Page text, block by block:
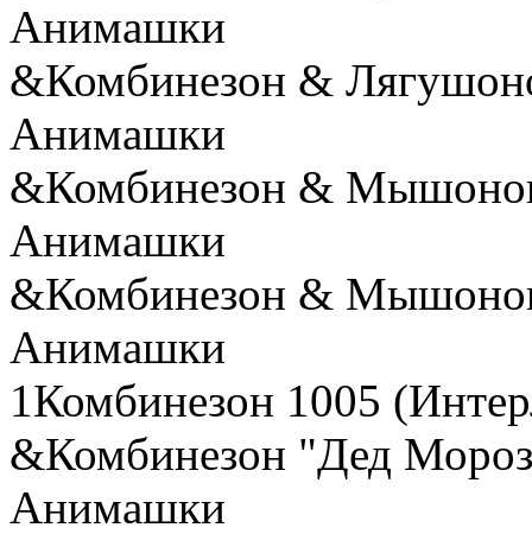
Анимашки
&Комбинезон &
Анимашки
&Комбинезон &
Анимашки
&Комбинезон &
Анимашки
1Комбинезон 1005
&Комбинезон "Дед
Анимашки